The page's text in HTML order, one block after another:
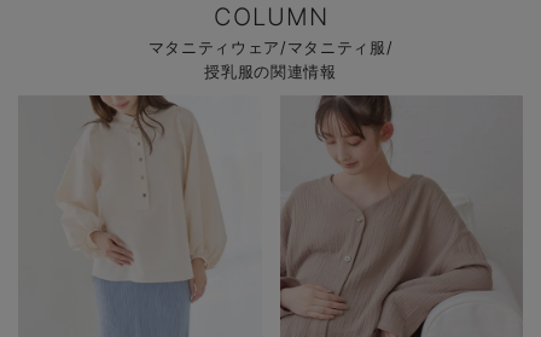
COLUMN
マタニティウェア/マタニティ服/
授乳服の関連情報